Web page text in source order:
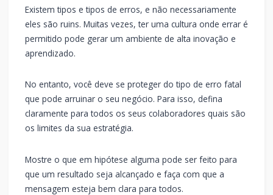
Existem tipos e tipos de erros, e não necessariamente
eles são ruins. Muitas vezes, ter uma cultura onde errar é
permitido pode gerar um ambiente de alta inovação e
aprendizado.
No entanto, você deve se proteger do tipo de erro fatal
que pode arruinar o seu negócio. Para isso, defina
claramente para todos os seus colaboradores quais são
os limites da sua estratégia.
Mostre o que em hipótese alguma pode ser feito para
que um resultado seja alcançado e faça com que a
mensagem esteja bem clara para todos.